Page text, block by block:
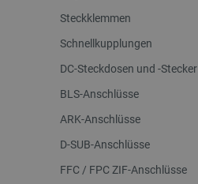
Steckklemmen
Schnellkupplungen
DC-Steckdosen und -Stecker
BLS-Anschlüsse
ARK-Anschlüsse
D-SUB-Anschlüsse
FFC / FPC ZIF-Anschlüsse